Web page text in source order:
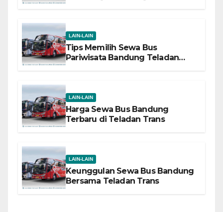
LAIN-LAIN
Tips Memilih Sewa Bus
Pariwisata Bandung Teladan
LAIN-LAIN
Harga Sewa Bus Bandung
Terbaru di Teladan Trans
LAIN-LAIN
Keunggulan Sewa Bus Bandung
Bersama Teladan Trans